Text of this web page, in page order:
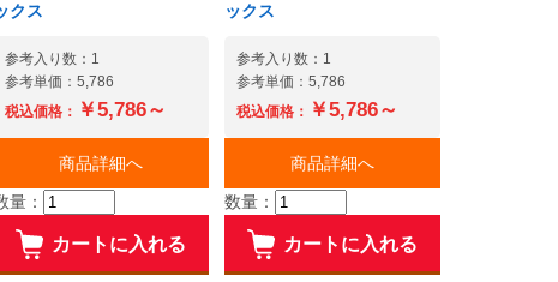
クス
参考入り数：1
参考単価：5,786
税込価格： ￥5,786～
商品詳細へ
量：
カートに入れる
ックス
参考入り数：1
参考単価：5,786
税込価格： ￥5,786～
商品詳細へ
数量：
カートに入れる